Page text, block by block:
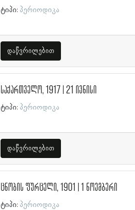
ტიპი: პერიოდიკა
დაწვრილებით
საქართველო, 1917 | 21 ივნისი
ტიპი: პერიოდიკა
დაწვრილებით
ცნობის ფურცელი, 1901 | 1 ნოემბერი
ტიპი: პერიოდიკა